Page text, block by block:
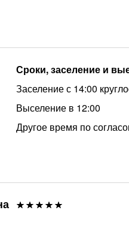
Сроки, заселение и
Заселение с 14:00
Выселение в 12:00
Другое время по